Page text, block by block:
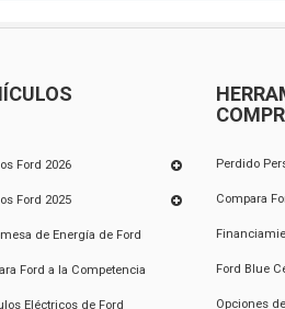
Ford 2026
Ford 2025
de Energía de Ford
Ford a la Competencia
Eléctricos de Ford
Perdido
Compara
Ford Blue
Opciones